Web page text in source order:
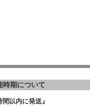
時期について
間以内に発送』